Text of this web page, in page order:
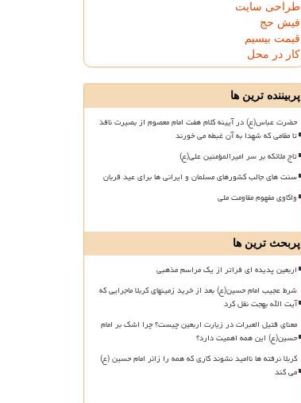
طراحی سایت
فیش حج
قیمت بیسیم
کار در محل
پربیننده ترین ها
حضرت عباس(ع) در آیینه کلام هفت امام معصوم از بصیرت نافذ
تا مقامی که شهدا به آن غبطه می خورند
تاج ملائکه بر سر امیرالمؤمنین علی(ع)
سنت های جالب کشورهای مسلمان و ایرانی ها برای عید قربان
واکاوی مفهوم مقاومت ملی
پربحث ترین ها
اربعین پدیده ای فراتر از یک مراسم مذهبی
شرط عجیب امام حسین(ع) بعد از خرید زمینهای کربلا ماجرایی که
آیت الله بهجت نقل کرد
معنای قتیل العبرات در زیارت اربعین چیست؟ چرا اشک بر امام
حسین(ع) این همه اهمیت دارد؟
کربلا نرفته ها ناامید نشوند کاری که همه را زائر امام حسین (ع)
می کند